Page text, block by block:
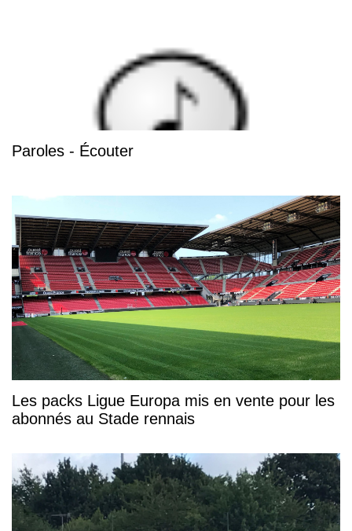
Paroles - Écouter
Les packs Ligue Europa mis en vente pour les
abonnés au Stade rennais